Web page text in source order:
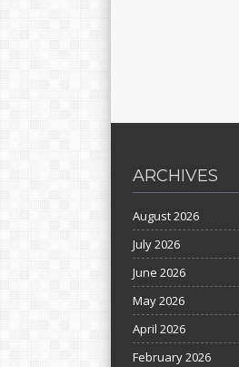
ARCHIVES
August 2026
July 2026
June 2026
May 2026
April 2026
February 2026